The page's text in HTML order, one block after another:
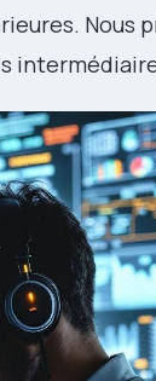
Nous